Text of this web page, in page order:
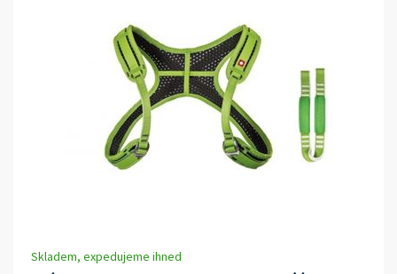
Skladem, expedujeme ihned